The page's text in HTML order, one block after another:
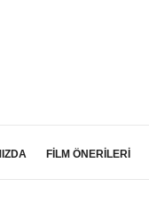
FİLM ÖNERİLERİ